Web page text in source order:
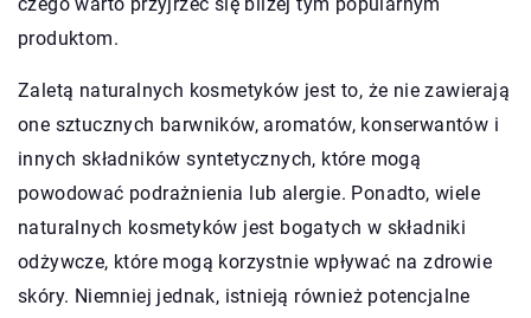
produktom.
Zaletą naturalnych kosmetyków jest to, że nie zawierają
one sztucznych barwników, aromatów, konserwantów i
innych składników syntetycznych, które mogą
powodować podrażnienia lub alergie. Ponadto, wiele
naturalnych kosmetyków jest bogatych w składniki
odżywcze, które mogą korzystnie wpływać na zdrowie
skóry. Niemniej jednak, istnieją również potencjalne